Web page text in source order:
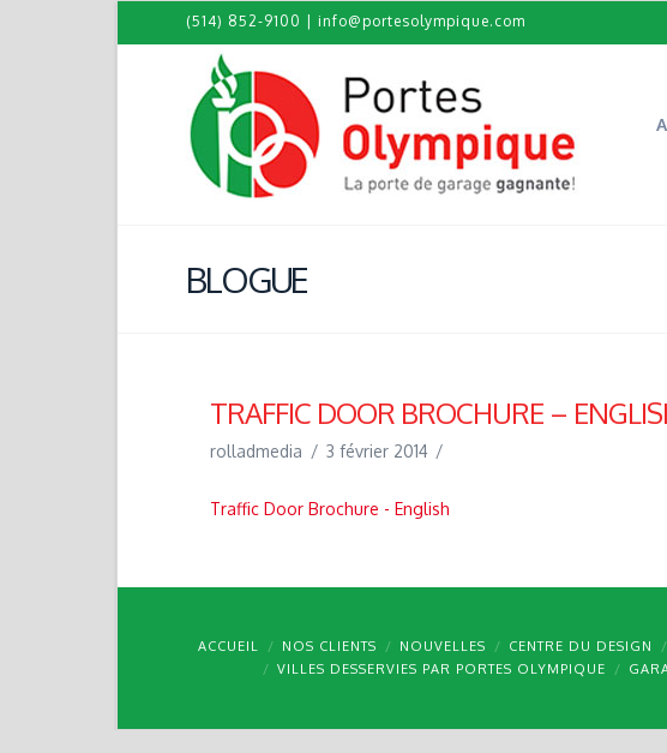
(514) 852-9100 info@portesolympique.com
BLOGUE
TRAFFIC DOOR BROCHURE –
rolladmedia 3 février 2014
Traffic Door Brochure - English
ACCUEIL NOS CLIENTS NOUVELLES CENTRE DU DESIGN
VILLES DESSERVIES PAR PORTES OLYMPIQUE